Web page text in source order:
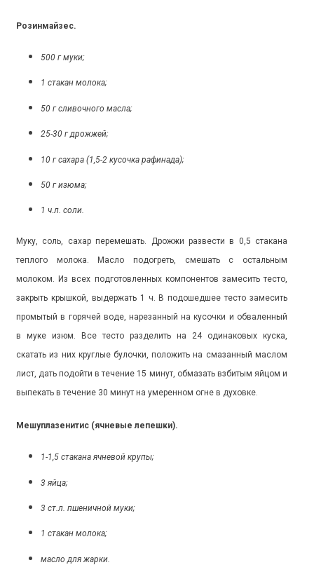
Розинмайзес.
500 г муки;
1 стакан молока;
50 г сливочного масла;
25-30 г дрожжей;
10 г сахара (1,5-2 кусочка рафинада);
50 г изюма;
1 ч.л. соли.
Муку, соль, сахар перемешать. Дрожжи развести в 0,5 стакана
теплого молока. Масло подогреть, смешать с остальным
молоком. Из всех подготовленных компонентов замесить тесто,
закрыть крышкой, выдержать 1 ч. В подошедшее тесто замесить
промытый в горячей воде, нарезанный на кусочки и обваленный
в муке изюм. Все тесто разделить на 24 одинаковых куска,
скатать из них круглые булочки, положить на смазанный маслом
лист, дать подойти в течение 15 минут, обмазать взбитым яйцом и
выпекать в течение 30 минут на умеренном огне в духовке.
Мешуплазенитис (ячневые лепешки).
1-1,5 стакана ячневой крупы;
3 яйца;
3 ст.л. пшеничной муки;
1 стакан молока;
масло для жарки.